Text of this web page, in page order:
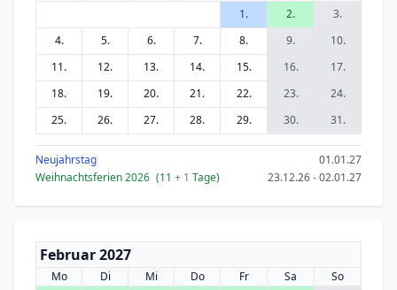
1.
2.
3.
4.
5. 6. 7. 8. 9.
10.
11.
12. 13. 14. 15. 16.
17.
18.
19. 20. 21. 22. 23.
24.
25.
26. 27. 28. 29. 30. 31.
Neujahrstag
01.01.27
Weihnachtsferien 2026 (11 + 1 Tage) 23.12.26 - 02.01.27
Februar 2027
Mo Di Mi Do Fr Sa
So